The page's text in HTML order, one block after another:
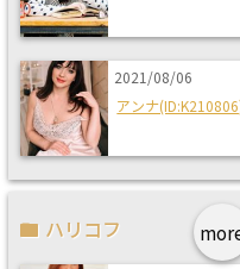
2021/08/06
アンナ
ハリコフ